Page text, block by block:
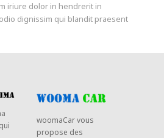
iriure dolor in hendrerit in
dignissim qui blandit praesent
woomaCar vous
propose des